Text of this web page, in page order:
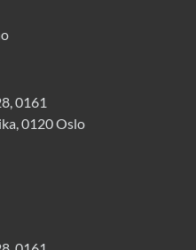
0161
0120 Oslo